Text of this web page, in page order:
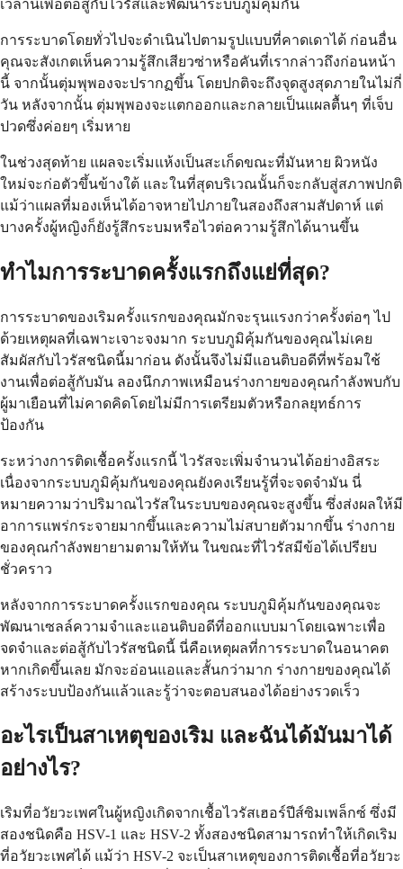
เวลานี้เพื่อต่อสู้กับไวรัสและพัฒนาระบบภูมิคุ้มกัน
การระบาดโดยทั่วไปจะดำเนินไปตามรูปแบบที่คาดเดาได้ ก่อนอื่น
คุณจะสังเกตเห็นความรู้สึกเสียวซ่าหรือคันที่เรากล่าวถึงก่อนหน้า
นี้ จากนั้นตุ่มพุพองจะปรากฏขึ้น โดยปกติจะถึงจุดสูงสุดภายในไม่กี่
วัน หลังจากนั้น ตุ่มพุพองจะแตกออกและกลายเป็นแผลตื้นๆ ที่เจ็บ
ปวดซึ่งค่อยๆ เริ่มหาย
ในช่วงสุดท้าย แผลจะเริ่มแห้งเป็นสะเก็ดขณะที่มันหาย ผิวหนัง
ใหม่จะก่อตัวขึ้นข้างใต้ และในที่สุดบริเวณนั้นก็จะกลับสู่สภาพปกติ
แม้ว่าแผลที่มองเห็นได้อาจหายไปภายในสองถึงสามสัปดาห์ แต่
บางครั้งผู้หญิงก็ยังรู้สึกระบมหรือไวต่อความรู้สึกได้นานขึ้น
ทำไมการระบาดครั้งแรกถึงแย่ที่สุด?
การระบาดของเริมครั้งแรกของคุณมักจะรุนแรงกว่าครั้งต่อๆ ไป
ด้วยเหตุผลที่เฉพาะเจาะจงมาก ระบบภูมิคุ้มกันของคุณไม่เคย
สัมผัสกับไวรัสชนิดนี้มาก่อน ดังนั้นจึงไม่มีแอนติบอดีที่พร้อมใช้
งานเพื่อต่อสู้กับมัน ลองนึกภาพเหมือนร่างกายของคุณกำลังพบกับ
ผู้มาเยือนที่ไม่คาดคิดโดยไม่มีการเตรียมตัวหรือกลยุทธ์การ
ป้องกัน
ระหว่างการติดเชื้อครั้งแรกนี้ ไวรัสจะเพิ่มจำนวนได้อย่างอิสระ
เนื่องจากระบบภูมิคุ้มกันของคุณยังคงเรียนรู้ที่จะจดจำมัน นี่
หมายความว่าปริมาณไวรัสในระบบของคุณจะสูงขึ้น ซึ่งส่งผลให้มี
อาการแพร่กระจายมากขึ้นและความไม่สบายตัวมากขึ้น ร่างกาย
ของคุณกำลังพยายามตามให้ทัน ในขณะที่ไวรัสมีข้อได้เปรียบ
ชั่วคราว
หลังจากการระบาดครั้งแรกของคุณ ระบบภูมิคุ้มกันของคุณจะ
พัฒนาเซลล์ความจำและแอนติบอดีที่ออกแบบมาโดยเฉพาะเพื่อ
จดจำและต่อสู้กับไวรัสชนิดนี้ นี่คือเหตุผลที่การระบาดในอนาคต
หากเกิดขึ้นเลย มักจะอ่อนแอและสั้นกว่ามาก ร่างกายของคุณได้
สร้างระบบป้องกันแล้วและรู้ว่าจะตอบสนองได้อย่างรวดเร็ว
อะไรเป็นสาเหตุของเริม และฉันได้มันมาได้
อย่างไร?
เริมที่อวัยวะเพศในผู้หญิงเกิดจากเชื้อไวรัสเฮอร์ปีส์ซิมเพล็กซ์ ซึ่งมี
สองชนิดคือ HSV-1 และ HSV-2 ทั้งสองชนิดสามารถทำให้เกิดเริม
ที่อวัยวะเพศได้ แม้ว่า HSV-2 จะเป็นสาเหตุของการติดเชื้อที่อวัยวะ